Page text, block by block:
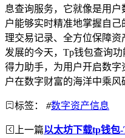
息查询服务，它就像是用
户能够实时精准地掌握自
理交易记录、全方位保障
发展的今天，Tp钱包查询
得力助手，为用户开启数字
户在数字财富的海洋中乘风
标签： #数字资产信息
上一篇以太坊下载tp钱包